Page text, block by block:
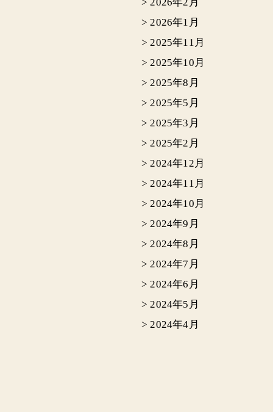
>2026年2月
>2026年1月
>2025年11月
>2025年10月
>2025年8月
>2025年5月
>2025年3月
>2025年2月
>2024年12月
>2024年11月
>2024年10月
>2024年9月
>2024年8月
>2024年7月
>2024年6月
>2024年5月
>2024年4月